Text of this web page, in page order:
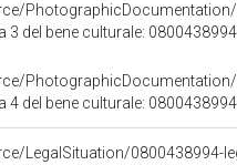
del bene culturale: 0800438994
del bene culturale: 0800438994
LegalSituation/0800438994-